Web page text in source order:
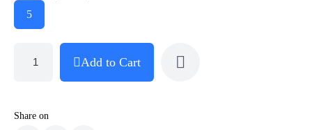
5
Add to Cart
Share on